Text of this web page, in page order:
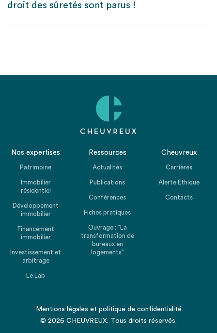
droit des sûretés sont parus !
Nos expertises
Patrimoine
Immobilier
résidentiel
Développement
immobilier
Financement
immobilier
Investissement et
arbitrage
Le Lab
Ressources
Actualités
Publications
Conférences
Fiches pratiques
Ouvrage : “La
transformation de
bureaux en
logements”
Cheuvreux
Carrières
Alerte Ethique
Contacts
Mentions légales et politique de confidentialité
© 2026 CHEUVREUX. Tous droits réservés.